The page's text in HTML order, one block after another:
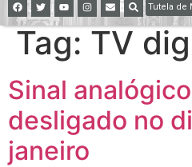
Tutela de
Tag: TV
Sinal
desligado no
janeiro